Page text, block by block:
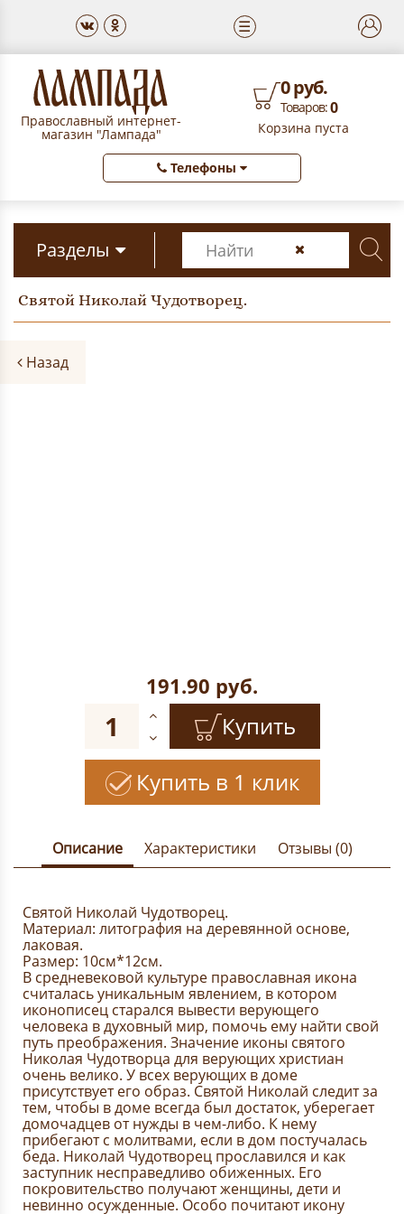
☰
Православный интернет-
магазин "Лампада"
0 руб.
Товаров:0
Корзина пуста
Телефоны
Разделы
Святой Николай Чудотворец.
Назад
191.90 руб.
Купить
Купить в 1 клик
Описание Характеристики Отзывы (0)
Святой Николай Чудотворец.
Материал: литография на деревянной основе,
лаковая.
Размер: 10см*12см.
В средневековой культуре православная икона
считалась уникальным явлением, в котором
иконописец старался вывести верующего
человека в духовный мир, помочь ему найти свой
путь преображения. Значение иконы святого
Николая Чудотворца для верующих христиан
очень велико. У всех верующих в доме
присутствует его образ. Святой Николай следит за
тем, чтобы в доме всегда был достаток, уберегает
домочадцев от нужды в чем-либо. К нему
прибегают с молитвами, если в дом постучалась
беда. Николай Чудотворец прославился и как
заступник несправедливо обиженных. Его
покровительство получают женщины, дети и
невинно осужденные. Особо почитают икону